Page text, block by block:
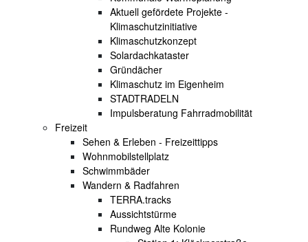
Aktuell gefördete Projekte -
Klimaschutzinitiative
Klimaschutzkonzept
Solardachkataster
Gründächer
Klimaschutz im Eigenheim
STADTRADELN
Impulsberatung Fahrradmobilität
Freizeit
Sehen & Erleben - Freizeittipps
Wohnmobilstellplatz
Schwimmbäder
Wandern & Radfahren
TERRA.tracks
Aussichtstürme
Rundweg Alte Kolonie